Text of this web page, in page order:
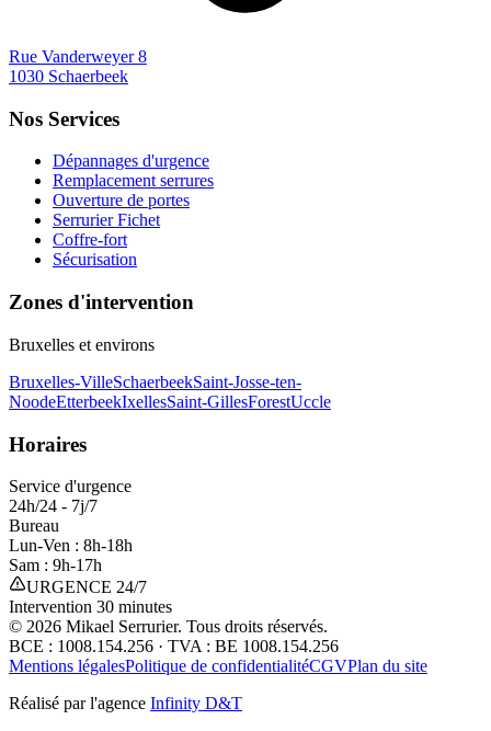
Rue Vanderweyer 8
1030 Schaerbeek
Nos Services
Dépannages d'urgence
Remplacement serrures
Ouverture de portes
Serrurier Fichet
Coffre-fort
Sécurisation
Zones d'intervention
Bruxelles et environs
Bruxelles-VilleSchaerbeekSaint-Josse-ten-
NoodeEtterbeekIxellesSaint-GillesForestUccle
Horaires
Service d'urgence
24h/24 - 7j/7
Bureau
Lun-Ven : 8h-18h
Sam : 9h-17h
URGENCE 24/7
Intervention 30 minutes
© 2026 Mikael Serrurier. Tous droits réservés.
BCE : 1008.154.256 · TVA : BE 1008.154.256
Mentions légalesPolitique de confidentialitéCGVPlan du site
Réalisé par l'agence Infinity D&T